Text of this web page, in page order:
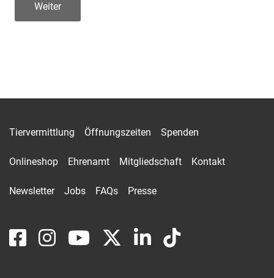
Weiter
Tiervermittlung Öffnungszeiten Spenden
Onlineshop Ehrenamt Mitgliedschaft Kontakt
Newsletter Jobs FAQs Presse